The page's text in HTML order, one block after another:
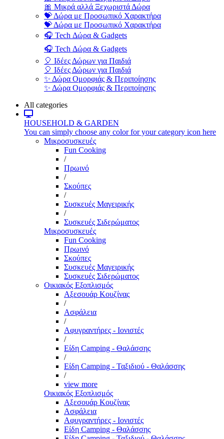
🎀 Μικρά αλλά Ξεχωριστά Δώρα
💝 Δώρα με Προσωπικό Χαρακτήρα
💝 Δώρα με Προσωπικό Χαρακτήρα
🎧 Tech Δώρα & Gadgets
🎧 Tech Δώρα & Gadgets
🎈 Ιδέες Δώρων για Παιδιά
🎈 Ιδέες Δώρων για Παιδιά
✨ Δώρα Ομορφιάς & Περιποίησης
✨ Δώρα Ομορφιάς & Περιποίησης
All categories
HOUSEHOLD & GARDEN
You can simply choose any color for your category icon here
Μικροσυσκευές
Fun Cooking
/
Πρωινό
/
Σκούπες
/
Συσκευές Μαγειρικής
/
Συσκευές Σιδερώματος
Μικροσυσκευές
Fun Cooking
Πρωινό
Σκούπες
Συσκευές Μαγειρικής
Συσκευές Σιδερώματος
Οικιακός Εξοπλισμός
Αξεσουάρ Κουζίνας
/
Ασφάλεια
/
Αφυγραντήρες - Ιονιστές
/
Είδη Camping - Θαλάσσης
/
Είδη Camping - Ταξιδιού - Θαλάσσης
/
view more
Οικιακός Εξοπλισμός
Αξεσουάρ Κουζίνας
Ασφάλεια
Αφυγραντήρες - Ιονιστές
Είδη Camping - Θαλάσσης